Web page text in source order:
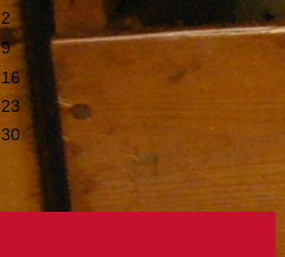
2
9
16
23
30